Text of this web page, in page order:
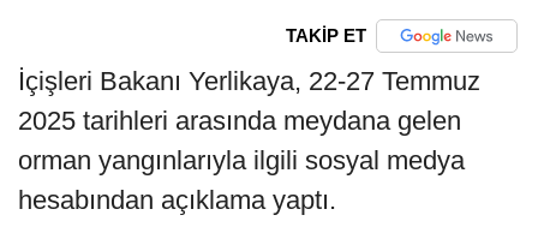
TAKİP ET
İçişleri Bakanı Yerlikaya, 22-27 Temmuz
2025 tarihleri arasında meydana gelen
orman yangınlarıyla ilgili sosyal medya
hesabından açıklama yaptı.